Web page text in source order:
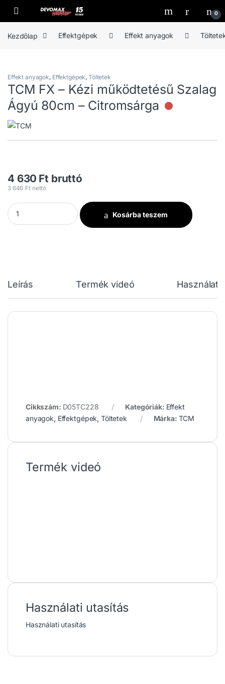
Open 0
Kezdőlap Effektgépek Effekt anyagok
Effekt anyagok, Effektgépek, Töltetek
TCM FX – Kézi működtetésű Szalag
Ágyú 80cm – Citromsárga
Nincs
4 630 Ft bruttó
3 646 Ft nettó
TCM FX - Kézi működtetésű Szalag Ágyú 80cm - Citromsárga
Kosárba teszem
Leírás Termék videó Használati
Cikkszám: D05TC228 Kategóriák: Effekt
anyagok, Effektgépek, Töltetek Márka: TCM
Termék videó
Használati utasítás
Használati utasítás